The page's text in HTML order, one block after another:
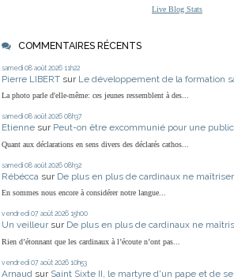
Live Blog Stats
COMMENTAIRES RÉCENTS
samedi 08 août 2026 11h22
Pierre LIBERT sur Le développement de la formation
La photo parle d'elle-même: ces jeunes ressemblent à des...
samedi 08 août 2026 08h37
Etienne sur Peut-on être excommunié pour une
Quant aux déclarations en sens divers des déclarés cathos...
samedi 08 août 2026 08h32
Rébécca sur De plus en plus de cardinaux ne
En sommes nous encore à considérer notre langue...
vendredi 07 août 2026 15h00
Un veilleur sur De plus en plus de cardinaux ne
Rien d’étonnant que les cardinaux à l’écoute n’ont pas...
vendredi 07 août 2026 10h53
Arnaud sur Saint Sixte II, le martyre d'un pape et de